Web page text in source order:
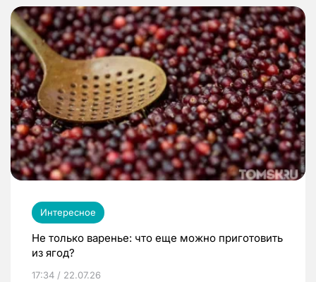
Интересное
Не только варенье: что еще можно приготовить
из ягод?
17:34 / 22.07.26